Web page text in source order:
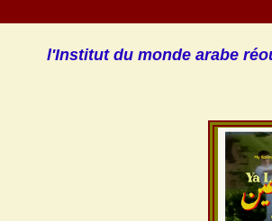
l'Institut du monde arabe